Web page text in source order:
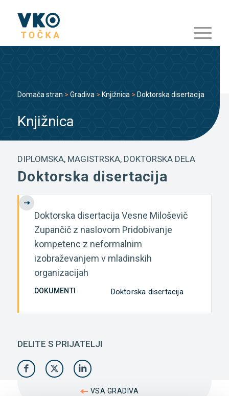
Domača stran > Gradiva > Knjižnica > Doktorska disertacija
Knjižnica
DIPLOMSKA, MAGISTRSKA, DOKTORSKA DELA
Doktorska disertacija
Doktorska disertacija Vesne Miloševič
Zupančič z naslovom Pridobivanje
kompetenc z neformalnim
izobraževanjem v mladinskih
organizacijah
DOKUMENTI Doktorska disertacija
DELITE S PRIJATELJI
VSA GRADIVA